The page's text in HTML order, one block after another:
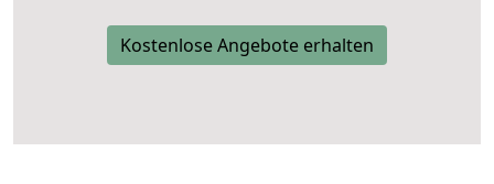
Kostenlose Angebote erhalten